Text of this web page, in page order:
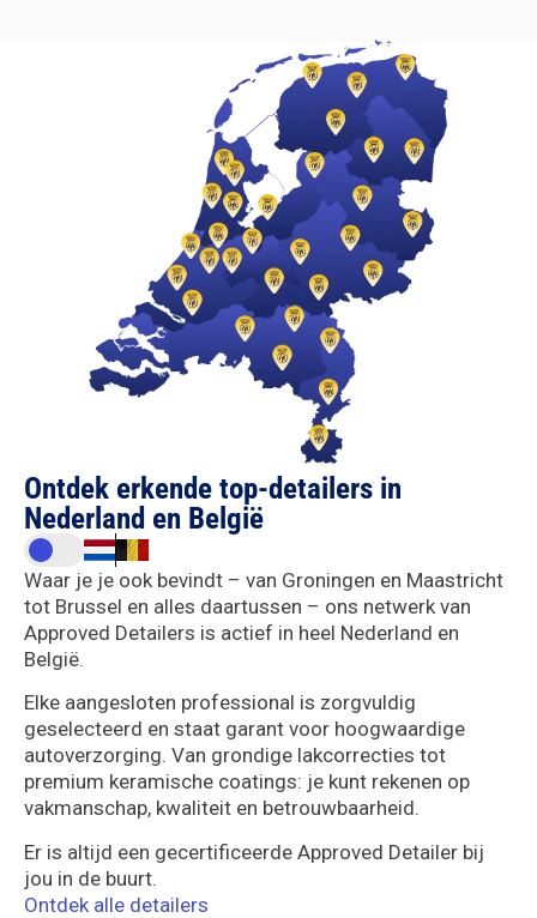
Ontdek erkende top-detailers in
Nederland en België
Waar je je ook bevindt – van Groningen en Maastricht
tot Brussel en alles daartussen – ons netwerk van
Approved Detailers is actief in heel Nederland en
België.
Elke aangesloten professional is zorgvuldig
geselecteerd en staat garant voor hoogwaardige
autoverzorging. Van grondige lakcorrecties tot
premium keramische coatings: je kunt rekenen op
vakmanschap, kwaliteit en betrouwbaarheid.
Er is altijd een gecertificeerde Approved Detailer bij
jou in de buurt.
Ontdek alle detailers